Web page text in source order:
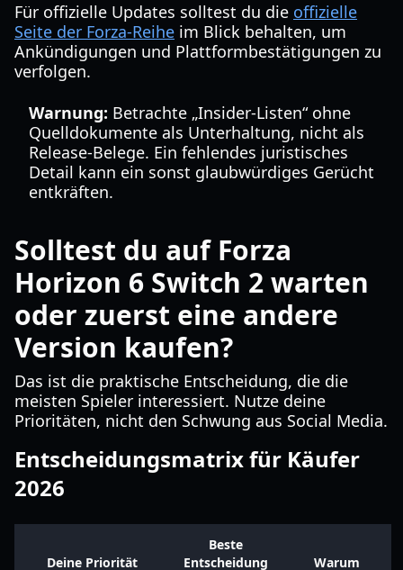
Für offizielle Updates solltest du die offizielle
Seite der Forza-Reihe im Blick behalten, um
Ankündigungen und Plattformbestätigungen zu
verfolgen.
Warnung: Betrachte „Insider-Listen“ ohne
Quelldokumente als Unterhaltung, nicht als
Release-Belege. Ein fehlendes juristisches
Detail kann ein sonst glaubwürdiges Gerücht
entkräften.
Solltest du auf Forza
Horizon 6 Switch 2 warten
oder zuerst eine andere
Version kaufen?
Das ist die praktische Entscheidung, die die
meisten Spieler interessiert. Nutze deine
Prioritäten, nicht den Schwung aus Social Media.
Entscheidungsmatrix für Käufer
2026
Deine Priorität
Beste
Entscheidung
Warum